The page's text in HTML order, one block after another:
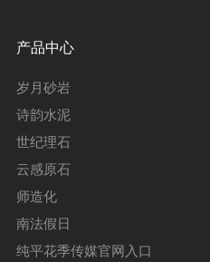
产品中心
岁月砂岩
诗韵水泥
世纪理石
云感原石
师造化
南法假日
纯平花季传媒官网入口